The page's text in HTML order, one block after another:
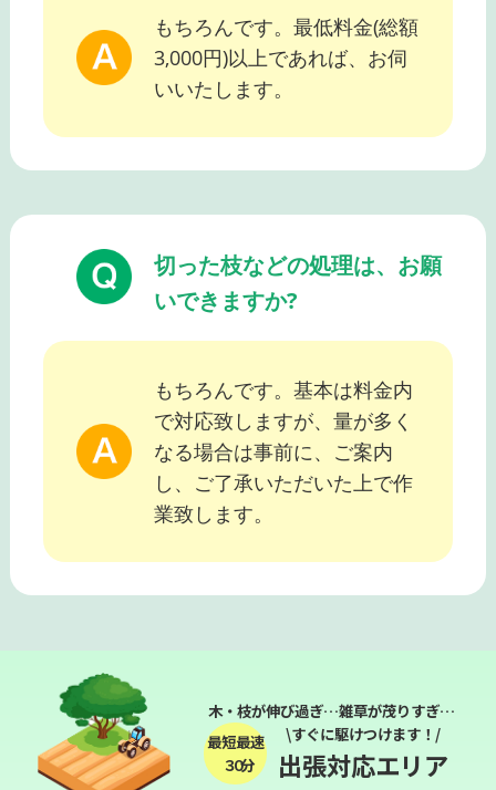
もちろんです。最低料金(総額
3,000円)以上であれば、お伺
いいたします。
切った枝などの処理は、お願
いできますか?
もちろんです。基本は料金内
で対応致しますが、量が多く
なる場合は事前に、ご案内
し、ご了承いただいた上で作
業致します。
木・枝が伸び過ぎ…雑草が茂りすぎ…
最短最速
３０分
\すぐに駆けつけます！/
出張対応エリア